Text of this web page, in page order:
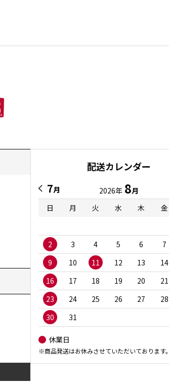
配送カレンダー
7月 2026年 8月
日
月 火 水 木 金
2
3 4 5 6 7
9
10 11 12 13 14
16
17 18 19 20 21
23
24 25 26 27 28
30
31
休業日
※商品発送はお休みさせていただいております。